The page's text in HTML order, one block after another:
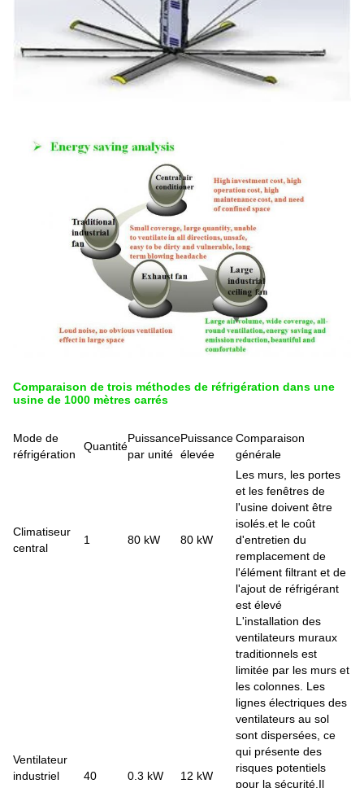
Comparaison de trois méthodes de réfrigération dans une
usine de 1000 mètres carrés
Mode de
réfrigération
Quantité
Puissance
par unité
Puissance
élevée
Comparaison
générale
Climatiseur
central
1 80 kW 80 kW
Les murs, les portes
et les fenêtres de
l'usine doivent être
isolés.et le coût
d'entretien du
remplacement de
l'élément filtrant et de
l'ajout de réfrigérant
est élevé
Ventilateur
industriel
40 0.3 kW 12 kW
L'installation des
ventilateurs muraux
traditionnels est
limitée par les murs et
les colonnes. Les
lignes électriques des
ventilateurs au sol
sont dispersées, ce
qui présente des
risques potentiels
pour la sécurité.Il